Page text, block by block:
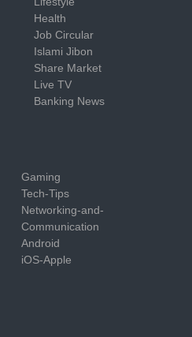
Health
Job Circular
Islami Jibon
Share Market
Live TV
Banking News
Gaming
Tech-Tips
Networking-and-
Communication
Android
iOS-Apple